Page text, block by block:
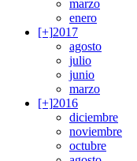
marzo
enero
[+]2017
agosto
julio
junio
marzo
[+]2016
diciembre
noviembre
octubre